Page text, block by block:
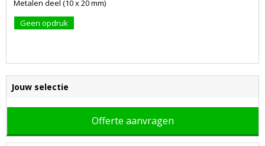
Metalen deel (10 x 20 mm)
Geen opdruk
Jouw selectie
Offerte aanvragen